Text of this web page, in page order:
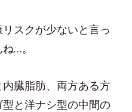
スクが少ないと言っ
…。
臓脂肪、両方ある方
と洋ナシ型の中間の